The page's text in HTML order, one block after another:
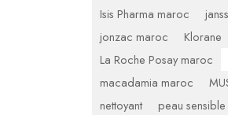
Isis Pharma maroc
jonzac maroc
Klorane
La Roche Posay maroc
macadamia maroc
nettoyant
peau sensible